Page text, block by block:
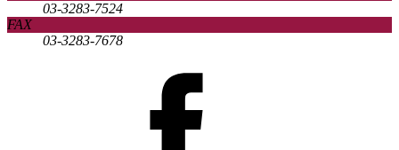
03-3283-7524
FAX
03-3283-7678